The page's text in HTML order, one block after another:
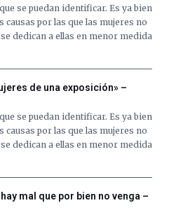
se puedan identificar. Es ya bien
causas por las que las mujeres no
dedican a ellas en menor medida
de una exposición» –
se puedan identificar. Es ya bien
causas por las que las mujeres no
dedican a ellas en menor medida
mal que por bien no venga –